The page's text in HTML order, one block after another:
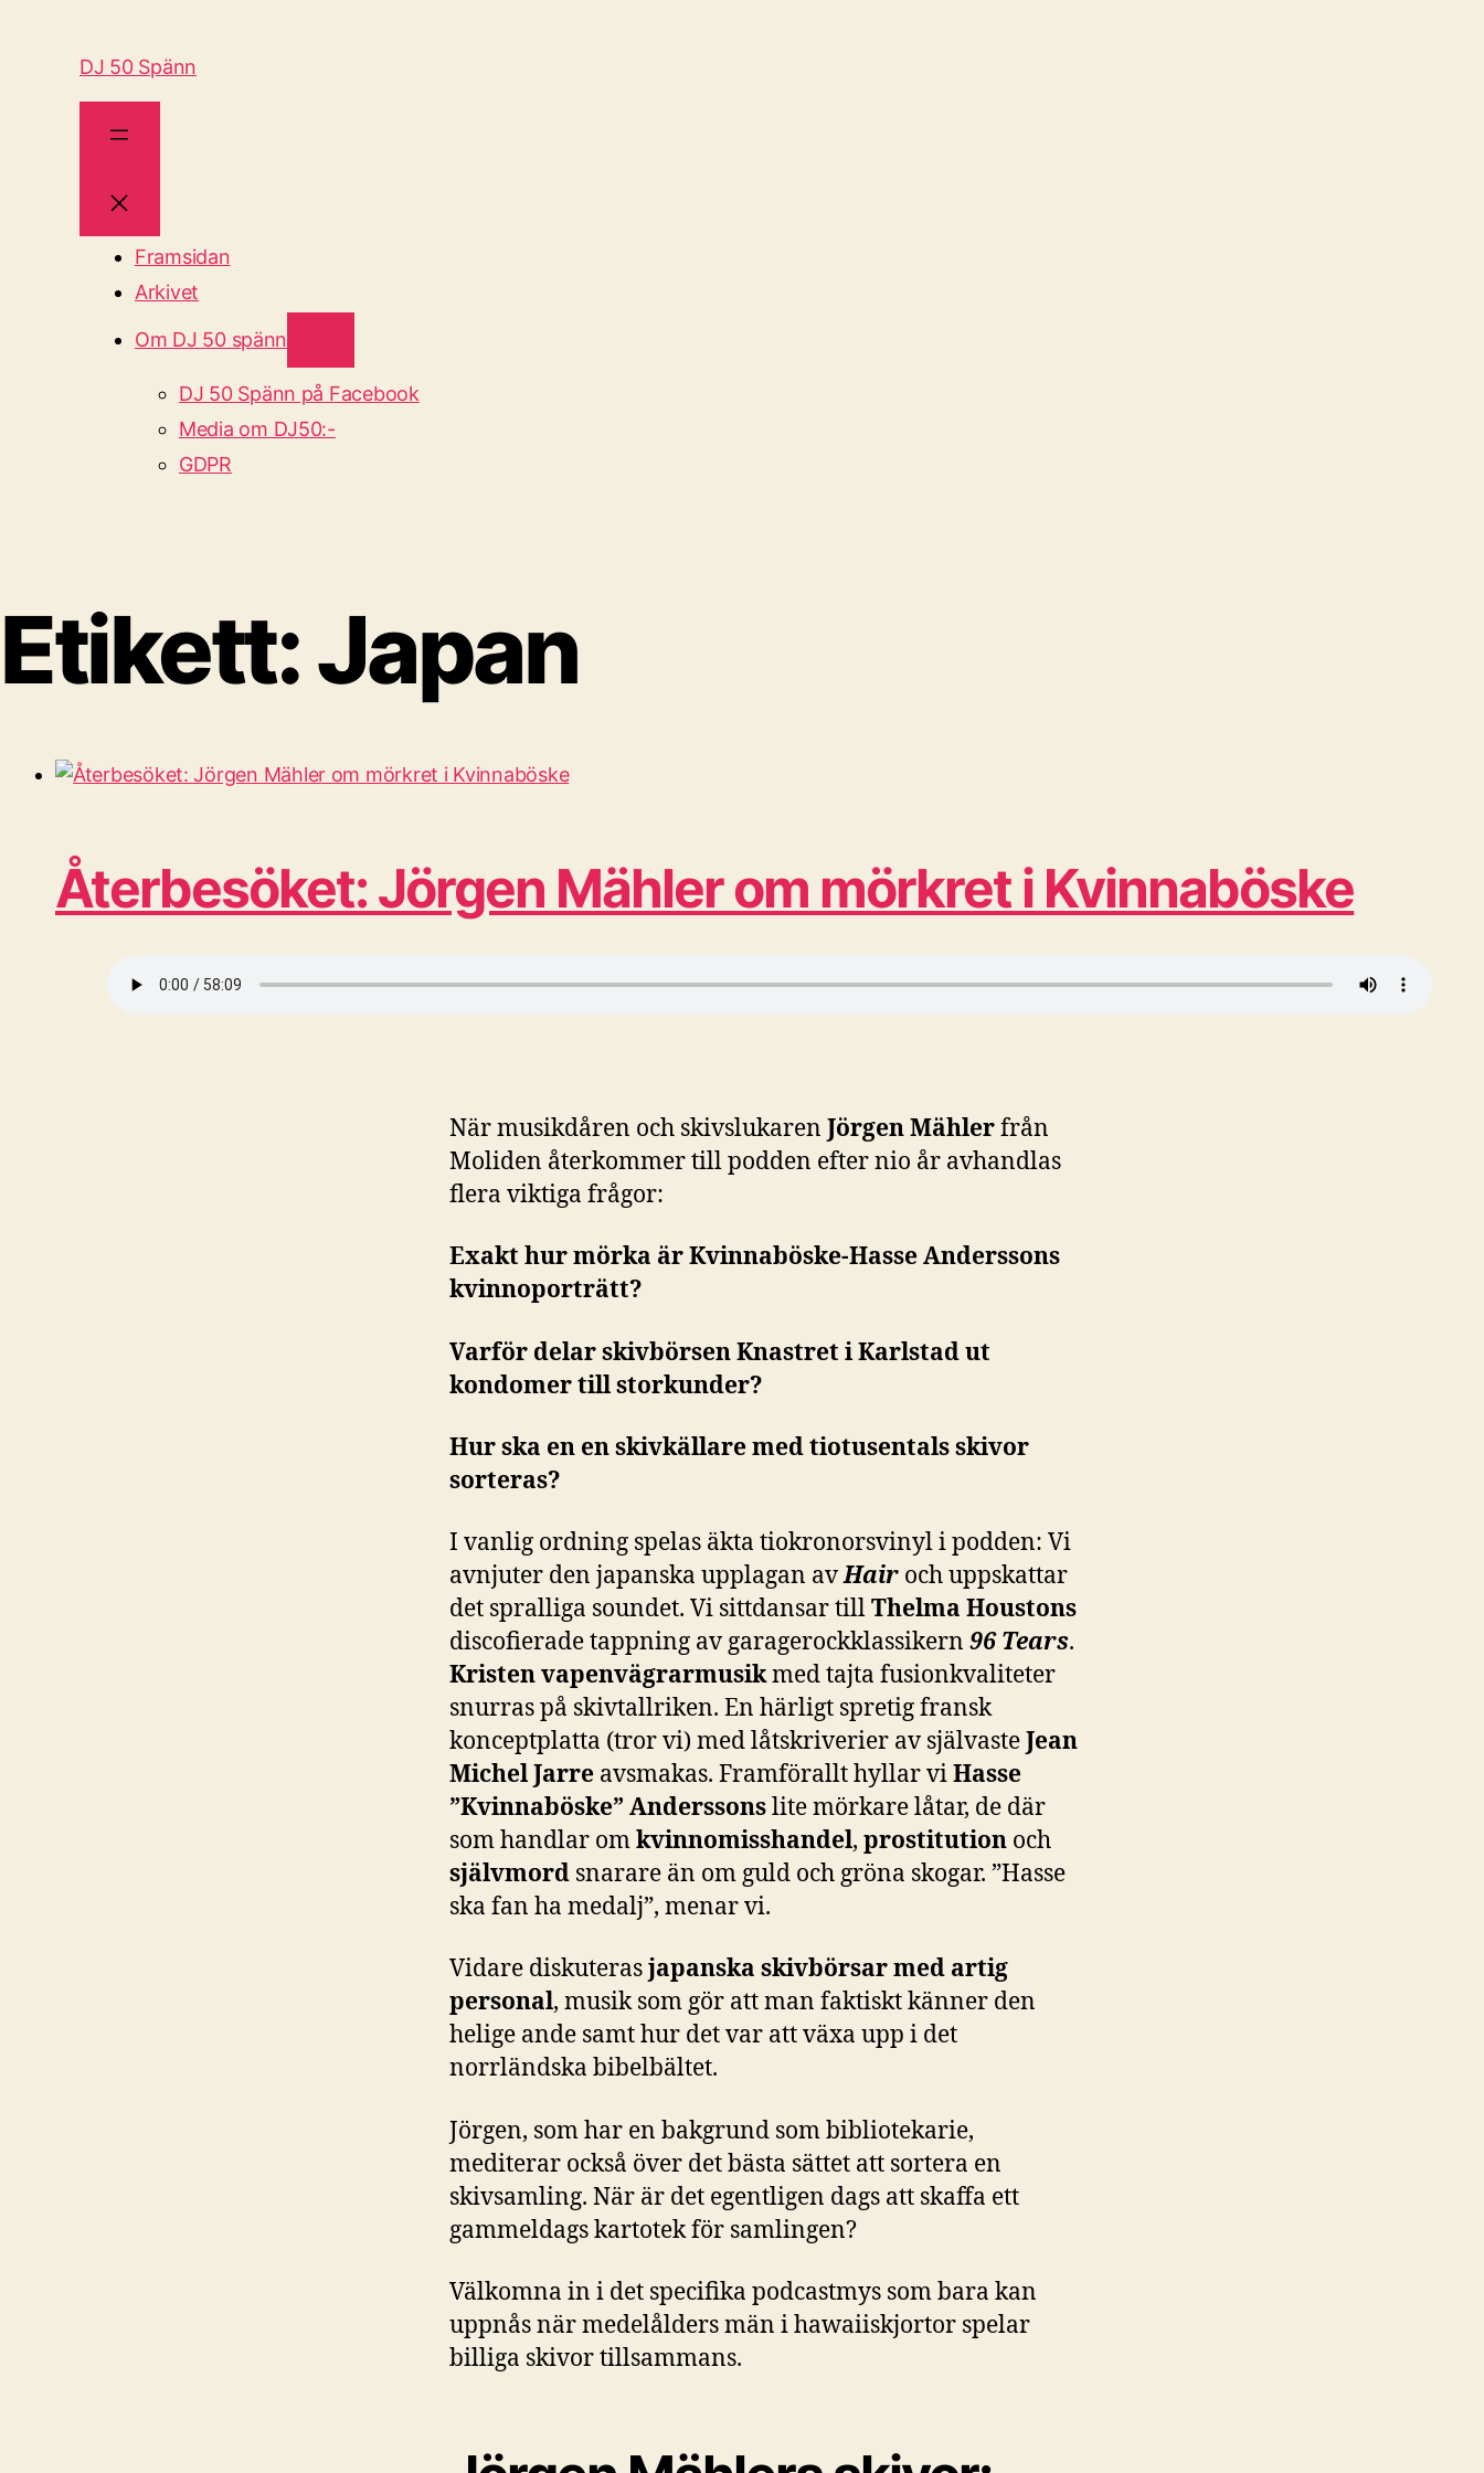
DJ 50 Spänn
Framsidan
Arkivet
Om DJ 50 spänn
DJ 50 Spänn på Facebook
Media om DJ50:-
GDPR
Etikett:Japan
Återbesöket: Jörgen Mähler om mörkret i Kvinnaböske
När musikdåren och skivslukaren Jörgen Mählerfrån
Moliden återkommer till podden efter nio år avhandlas
flera viktiga frågor:
Exakt hur mörka är Kvinnaböske-Hasse Anderssons
kvinnoporträtt?
Varför delar skivbörsen Knastret i Karlstad ut
kondomer till storkunder?
Hur ska en en skivkällare med tiotusentals skivor
sorteras?
I vanlig ordning spelas äkta tiokronorsvinyl i podden: Vi
avnjuter den japanska upplagan avHair och uppskattar
det spralliga soundet. Vi sittdansar tillThelma Houstons
discofierade tappning av garagerockklassikern 96 Tears.
Kristen vapenvägrarmusikmed tajta fusionkvaliteter
snurras på skivtallriken. En härligt spretig fransk
konceptplatta (tror vi) med låtskriverier av självasteJean
Michel Jarre avsmakas. Framförallt hyllar viHasse
”Kvinnaböske” Anderssonslite mörkare låtar, de där
som handlar omkvinnomisshandel, prostitution och
självmord snarare än om guld och gröna skogar. ”Hasse
ska fan ha medalj”, menar vi.
Vidare diskuterasjapanska skivbörsar med artig
personal, musik som gör att man faktiskt känner den
helige ande samt hur det var att växa upp i det
norrländska bibelbältet.
Jörgen, som har en bakgrund som bibliotekarie,
mediterar också över det bästa sättet att sortera en
skivsamling. När är det egentligen dags att skaffa ett
gammeldags kartotek för samlingen?
Välkomna in i det specifika podcastmys som bara kan
uppnås när medelålders män i hawaiiskjortor spelar
billiga skivor tillsammans.